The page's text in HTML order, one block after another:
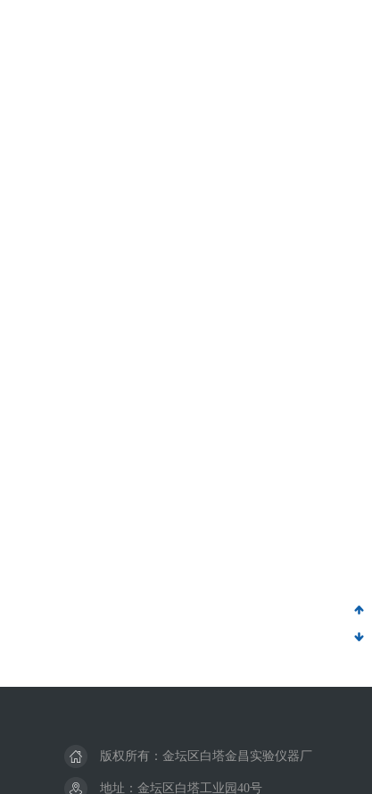
版权所有：金坛区白塔金昌实验仪器厂
地址：金坛区白塔工业园40号